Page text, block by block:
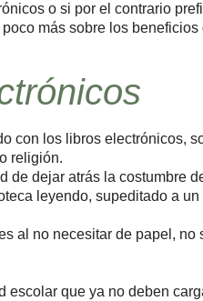
o si por el contrario
más sobre los
con los libros electrónicos,
religión.
de dejar atrás la costumbre
leyendo, supeditado a
al no necesitar de papel, no
escolar que ya no deben